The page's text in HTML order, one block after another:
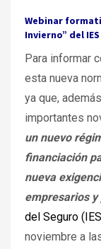
Webinar
Invierno” del IES
Para informar
esta nueva
ya que,
importantes
un nuevo
financiación
nueva
empresarios
del Seguro
noviembre a